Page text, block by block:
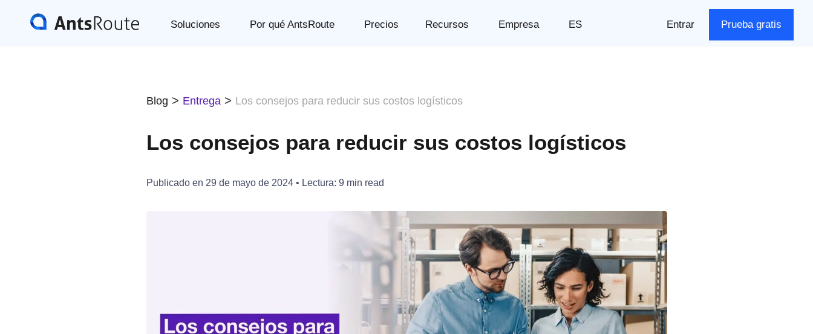
Soluciones Por qué AntsRoute Precios Recursos Empresa ES Prueba gratis
Entrar
Blog > Entrega > Los consejos para reducir sus costos logísticos
Los consejos para reducir sus costos logísticos
Publicado en 29 de mayo de 2024 • Lectura:9 min read